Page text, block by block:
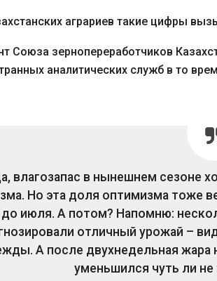
аграриев такие цифры
Союза зернопереработчиков
аналитических служб в то
влагозапас в нынешнем сезоне
Но эта доля оптимизма тоже
до июля. А потом? Напомню:
отличный урожай –
А после двухнедельная
уменьшился чуть ли не